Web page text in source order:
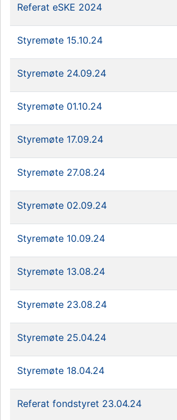
Referat eSKE 2024
Styremøte 15.10.24
Styremøte 24.09.24
Styremøte 01.10.24
Styremøte 17.09.24
Styremøte 27.08.24
Styremøte 02.09.24
Styremøte 10.09.24
Styremøte 13.08.24
Styremøte 23.08.24
Styremøte 25.04.24
Styremøte 18.04.24
Referat fondstyret 23.04.24